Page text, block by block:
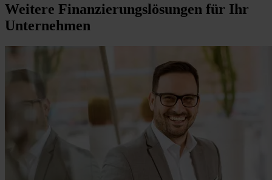
Weitere Finanzierungslösungen für Ihr
Unternehmen